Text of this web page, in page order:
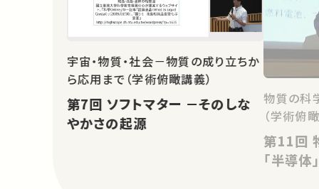
宇宙・物質・社会－物質の成り立ちか
ら応用まで（学術俯瞰講義）
第7回 ソフトマター －そのしな
やかさの起源
物質の科
（学術俯
第11回 物性－プロセス－応用
「半導体」